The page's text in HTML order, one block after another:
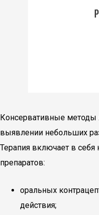
Консервативные методы
выявлении небольших
Терапия включает в себя
препаратов:
оральных
действия;